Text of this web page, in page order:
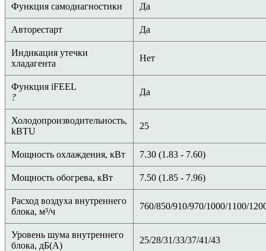
Функция самодиагностики Да
Авторестарт Да
Индикация утечки
хладагента
Нет
Функция iFEEL
?
Да
Холодопроизводительность,
kBTU
25
Мощность охлаждения, кВт 7.30 (1.83 - 7.60)
Мощность обогрева, кВт 7.50 (1.85 - 7.96)
Расход воздуха внутреннего
блока, м³/ч
760/850/910/970/1000/1100/
Уровень шума внутреннего
блока, дБ(А)
25/28/31/33/37/41/43